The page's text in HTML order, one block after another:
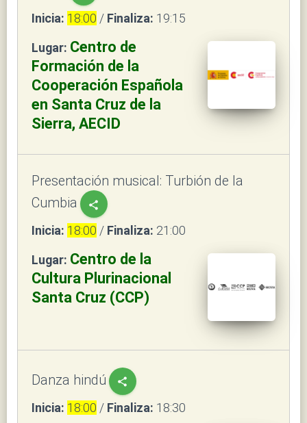
Inicia: 18:00 / Finaliza: 19:15
Lugar: Centro de
Formación de la
Cooperación Española
en Santa Cruz de la
Sierra, AECID
Presentación musical: Turbión de la
Cumbia
share
Inicia: 18:00 / Finaliza: 21:00
Lugar: Centro de la
Cultura Plurinacional
Santa Cruz (CCP)
Danza hindú share
Inicia: 18:00 / Finaliza: 18:30